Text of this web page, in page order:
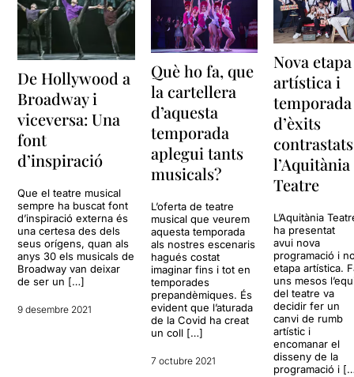
De Hollywood a
Broadway i
viceversa: Una
font
d’inspiració
Que el teatre musical
sempre ha buscat font
d’inspiració externa és
una certesa des dels
seus orígens, quan als
anys 30 els musicals de
Broadway van deixar
de ser un […]
9 desembre 2021
Què ho fa, que
la cartellera
d’aquesta
temporada
aplegui tants
musicals?
L’oferta de teatre
musical que veurem
aquesta temporada
als nostres escenaris
hagués costat
imaginar fins i tot en
temporades
prepandèmiques. És
evident que l’aturada
de la Covid ha creat
un coll […]
7 octubre 2021
Nova etapa
artística i
temporada
d’èxits
l’Aquitània
Teatre
L’Aquitània
ha presentat
avui nova
programació i
etapa artística.
uns mesos
del teatre va
decidir fer un
canvi de rumb
artístic i
encomanar el
disseny de la
programació i